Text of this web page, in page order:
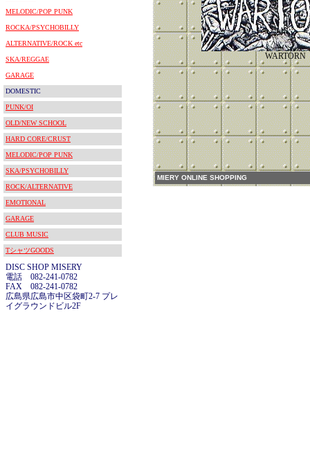
MELODIC/POP PUNK
ROCKA/PSYCHOBILLY
ALTERNATIVE/ROCK etc
SKA/REGGAE
GARAGE
DOMESTIC
PUNK/OI
OLD/NEW SCHOOL
HARD CORE/CRUST
MELODIC/POP PUNK
SKA/PSYCHOBILLY
ROCK/ALTERNATIVE
EMOTIONAL
GARAGE
CLUB MUSIC
TシャツGOODS
DISC SHOP MISERY
電話 082-241-0782
FAX 082-241-0782
広島県広島市中区袋町2-7 プレ
イグラウンドビル2F
WARTORN
MIERY ONLINE SHOPPING